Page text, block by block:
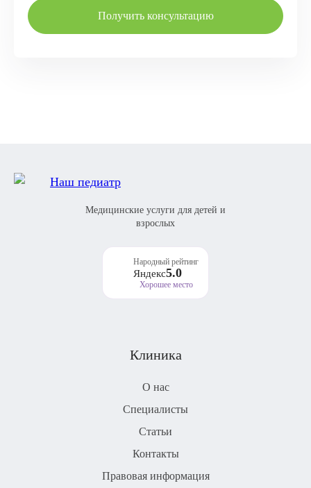
Получить консультацию
Медицинские услуги для детей и
взрослых
Народный рейтинг
Яндекс5.0
Хорошее место
Клиника
О нас
Специалисты
Статьи
Контакты
Правовая информация